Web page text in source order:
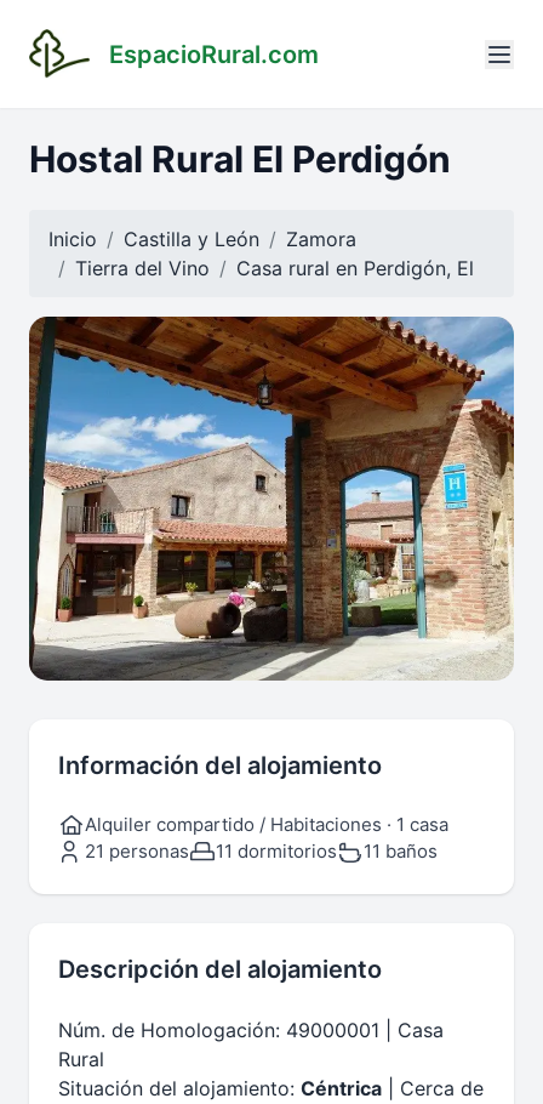
EspacioRural.com
Hostal Rural El Perdigón
Inicio Castilla y León
Zamora
Tierra del Vino
Casa rural en Perdigón, El
Información del alojamiento
Alquiler compartido / Habitaciones · 1 casa
21 personas
11 dormitorios 11 baños
Descripción del alojamiento
Núm. de Homologación: 49000001 | Casa
Rural
Situación del alojamiento: Céntrica | Cerca de